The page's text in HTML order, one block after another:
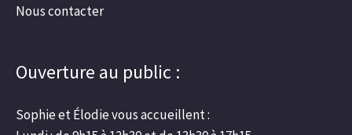
Nous contacter
Ouverture au public :
Sophie et Élodie vous accueillent :